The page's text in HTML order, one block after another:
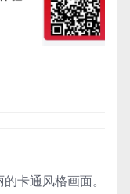
卡通风格画面。